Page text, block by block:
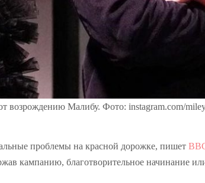
Малибу. Фото: instagram.com/
проблемы на красной дорожке, пишет
кампанию, благотворительное начинание